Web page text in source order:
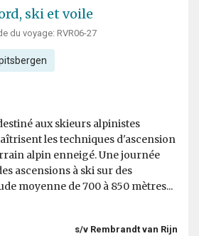
ski et voile
du voyage: RVR06-27
aux skieurs alpinistes
les techniques d'ascension
alpin enneigé. Une journée
ascensions à ski sur des
moyenne de 700 à 850 mètres...
s/v Rembrandt van Rijn